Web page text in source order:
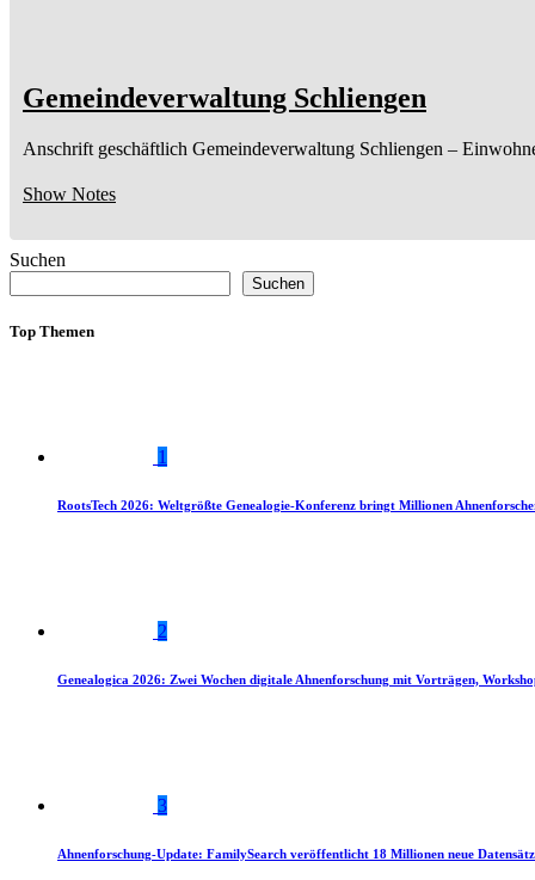
Gemeindeverwaltung Schliengen
Anschrift geschäftlich Gemeindeverwaltung Schliengen –
Show Notes
Suchen
Suchen
Top Themen
1
RootsTech 2026: Weltgrößte Genealogie-Konferenz bringt Millionen
2
Genealogica 2026: Zwei Wochen digitale Ahnenforschung mit Vorträgen,
3
Ahnenforschung-Update: FamilySearch veröffentlicht 18 Millionen neue